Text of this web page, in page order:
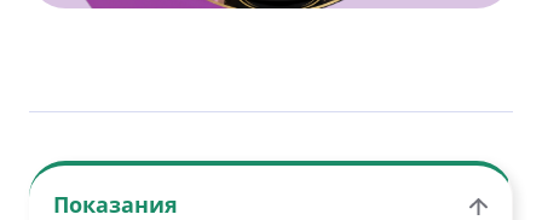
Показания